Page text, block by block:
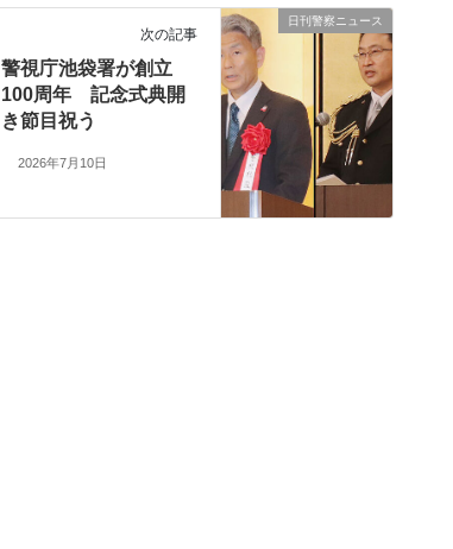
日刊警察ニュース
次の記事
警視庁池袋署が創立
100周年 記念式典開
き節目祝う
2026年7月10日